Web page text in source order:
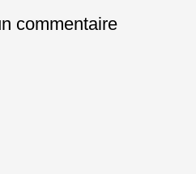
commentaire